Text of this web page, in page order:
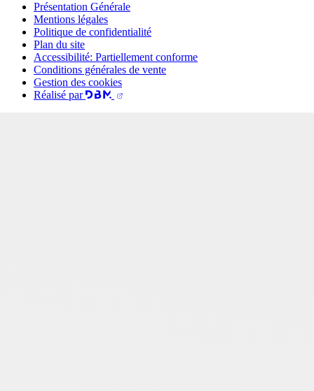
Présentation Générale
Mentions légales
Politique de confidentialité
Plan du site
Accessibilité: Partiellement conforme
Conditions générales de vente
Gestion des cookies
Réalisé par